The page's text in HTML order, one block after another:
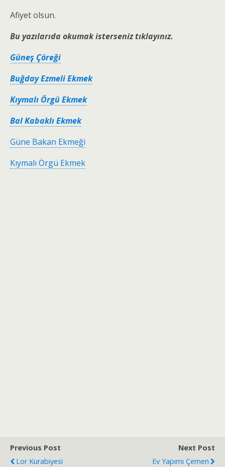
Afiyet olsun.
Bu yazılarıda okumak isterseniz tıklayınız.
Güneş Çöreği
Buğday Ezmeli Ekmek
Kıymalı Örgü Ekmek
Bal Kabaklı Ekmek
Güne Bakan Ekmeği
Kıymalı Örgü Ekmek
Previous Post
Lor Kurabiyesi
Next Post
Ev Yapımı Çemen